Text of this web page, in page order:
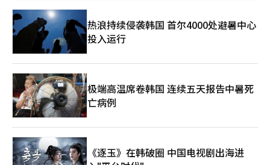
被接受。 因此，梅里茨在홈플러스的复苏可能性不确定的情况下，
担心背信争议和股东反对的可能性。尤其是如果追加贷款导致不良
贷款，可能会引发管理层责任问题，因此要求MBK伙伴提供连带担
保等安全措施。 作为替代方案，홈플러스提出对信托房地产的次级
收益权质权设定，但梅里茨未接受，谈判未见进展。※ 本报道经
人工智能（AI）系统翻译与编辑。
热浪持续侵袭韩国 首尔4000处避暑中心
投入运行
极端高温席卷韩国 连续五天报告中暑死
亡病例
《逐玉》在韩破圈 中国电视剧出海进